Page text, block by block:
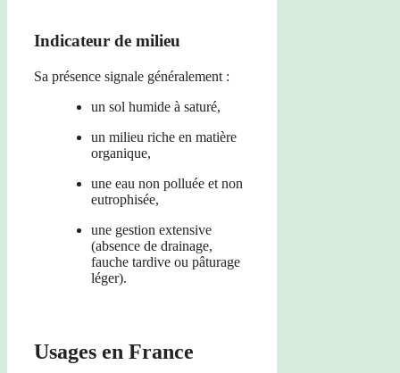
Indicateur de milieu
Sa présence signale généralement :
un sol humide à saturé,
un milieu riche en matière
organique,
une eau non polluée et non
eutrophisée,
une gestion extensive
(absence de drainage,
fauche tardive ou pâturage
léger).
Usages en France